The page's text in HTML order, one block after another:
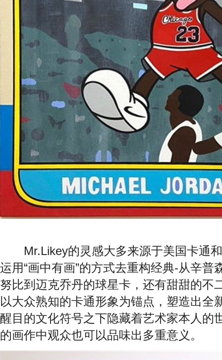
Mr.Likey的灵感大多来源于美国卡通
运用“画中有画”的方式去重构经典-从辛普
努比到迈克乔丹的球星卡，还有甜甜的不
以大众熟知的卡通形象为锚点，塑造出全
醒目的文化符号之下隐藏着艺术家本人的
的画作中观众也可以品味出多重意义。